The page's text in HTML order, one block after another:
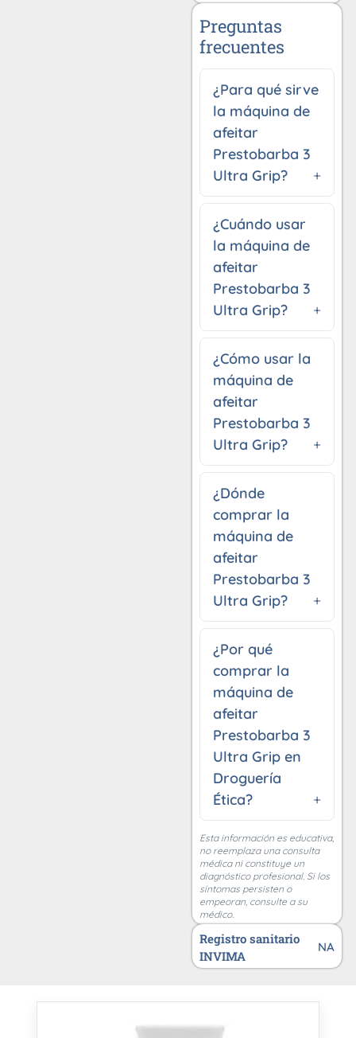
Preguntas
frecuentes
¿Para qué sirve
la máquina de
afeitar
Prestobarba 3
Ultra Grip?
¿Cuándo usar
la máquina de
afeitar
Prestobarba 3
Ultra Grip?
¿Cómo usar la
máquina de
afeitar
Prestobarba 3
Ultra Grip?
¿Dónde
comprar la
máquina de
afeitar
Prestobarba 3
Ultra Grip?
¿Por qué
comprar la
máquina de
afeitar
Prestobarba 3
Ultra Grip en
Droguería
Ética?
Esta información es educativa,
no reemplaza una consulta
médica ni constituye un
diagnóstico profesional. Si los
síntomas persisten o
empeoran, consulte a su
médico.
Registro sanitario
INVIMA
NA